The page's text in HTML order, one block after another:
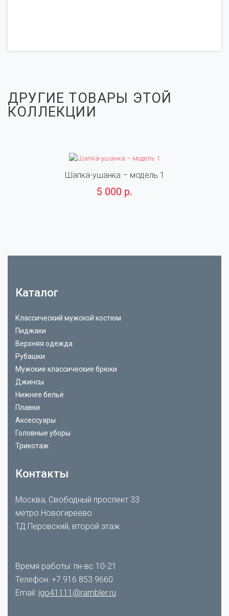
ДРУГИЕ ТОВАРЫ ЭТОЙ
КОЛЛЕКЦИИ
Шапка-ушанка – модель 1
5 000 р.
Каталог
Классический мужской костюм
Пиджаки
Верхняя одежда
Рубашки
Мужские классические брюки
Джинсы
Нижнее бельё
Плавки
Аксессуары
Головные уборы
Трикотаж
Контакты
Москва, Свободный проспект 33
метро Новогиреево
ТД Перовский, второй этаж
Время работы: пн-вс 10-21
Телефон: +7 916 853 9660
Email: igo41111@rambler.ru